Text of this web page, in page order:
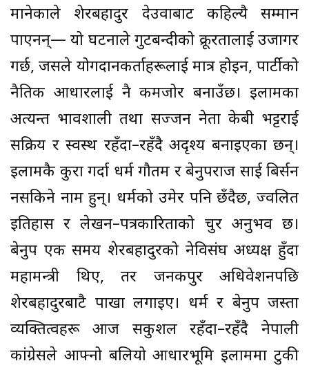
मानेकाले शेरबहादुर देउवाबाट कहिल्यै सम्मान
पाएनन्— यो घटनाले गुटबन्दीको क्रूरतालाई उजागर
गर्छ, जसले योगदानकर्ताहरूलाई मात्र होइन, पार्टीको
नैतिक आधारलाई नै कमजोर बनाउँछ। इलामका
अत्यन्त प्रभावशाली तथा सज्जन नेता केबी भट्टराई
सक्रिय र स्वस्थ रहँदा–रहँदै अदृश्य बनाइएका छन्।
इलामकै कुरा गर्दा धर्म गौतम र बेनुपराज प्रसाई बिर्सन
नसकिने नाम हुन्। धर्मको उमेर पनि छँदैछ, प्रज्वलित
इतिहास र लेखन–पत्रकारिताको प्रचुर अनुभव छ।
बेनुप एक समय शेरबहादुरको नेविसंघ अध्यक्ष हुँदा
महामन्त्री थिए, तर जनकपुर अधिवेशनपछि
शेरबहादुरबाटै पाखा लगाइए। धर्म र बेनुप जस्ता
व्यक्तित्वहरू आज सकुशल रहँदा–रहँदै नेपाली
कांग्रेसले आफ्नो बलियो आधारभूमि इलाममा टुकी